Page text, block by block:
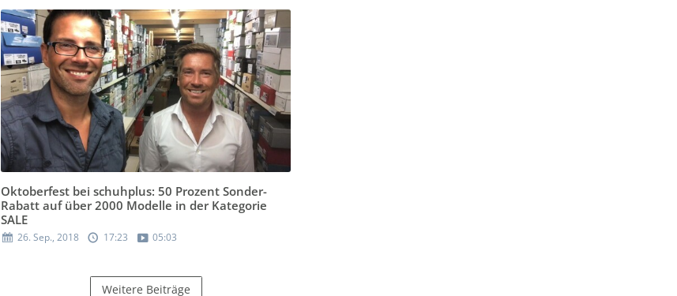
Oktoberfest bei schuhplus: 50 Prozent Sonder-
Rabatt auf über 2000 Modelle in der Kategorie
SALE
26. Sep., 2018 17:23 05:03
Weitere Beiträge